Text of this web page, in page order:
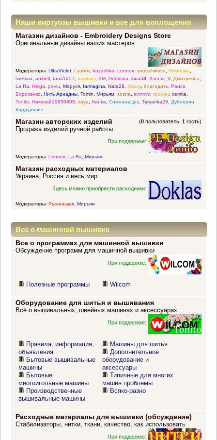
Наши виртуозы вышивки и все для воплощения
прекрасных идей
Магазин дизайнов - Embroidery Designs Store
Оригинальные дизайны наших мастеров
Модераторы: UltraViolet, Lyubov, kuzashka, Lennox, yamschikova, Пимошка,
svetlaia, anibell, tana1257, marimay, SM, Domnina, irina58, Xsenia_V, Дмитревна,
La Ra, Helga, pavlu, Маруся, farmagina, Nata28, Mazzy, благодать, Раиса
Борисенко, Нить Ариадны, Tomin, Мирьям, sosna, svmmm, крохин, cemka,
Tonito, Николай19850805, zaya, Nat-ka, СнежанаЦех, Tatyanka29, Дублерин
Кордурович
Магазин авторских изделий (0 пользователь,1 гость)
Продажа изделий ручной работы
При поддержке:
Модераторы: Lennox, La Ra, Мирьям
Магазин расходных материалов
Украина, Россия и весь мир
Здесь можно приобрести расходники:
Модераторы: Рыженькая, Мирьям
Все о машинной вышивке
Все о программах для машинной вышивки
Обсуждение программ для машинной вышивки
При поддержке:
Полезные программы Wilcom
Оборудование для шитья и вышивания
Всё о вышивальных, швейных машинах и аксессуарах
При поддержке:
Правила, информация,
объявления
Бытовые вышивальные
машины
Бытовые
многоигольные машины
Производственные
вышивальные машины
Машины для шитья
Дополнительное
оборудование и
аксессуары
Типичные для многих
машин проблемы
Всяко-разно
Расходные материалы для вышивки (обсуждение)
Стабилизаторы, нитки, ткани, качество, как использовать
При поддержке: